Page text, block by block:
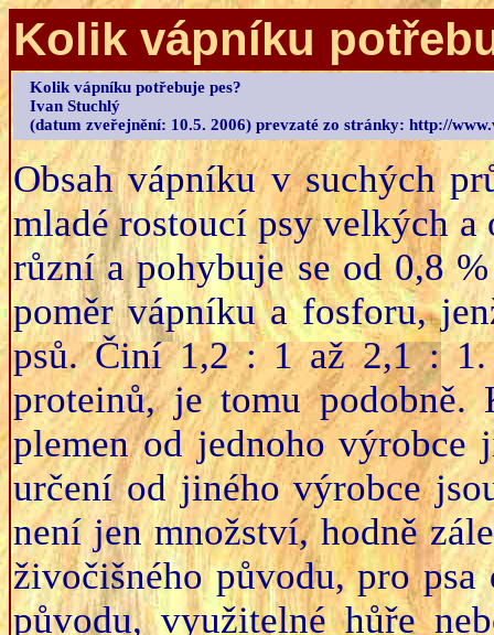
Kolik vápníku
Kolik vápníku potřebuje pes?
Ivan Stuchlý
(datum zveřejnění: 10.5. 2006) prevzaté zo stránky: http://
Obsah vápníku v suchých
mladé rostoucí psy velkých
různí a pohybuje se od 0,8
poměr vápníku a fosforu,
psů. Činí 1,2 : 1 až 2,1 :
proteinů, je tomu
plemen od jednoho
určení od jiného výrobce
není jen množství, hodně
živočišného původu, pro
původu, využitelné hůře